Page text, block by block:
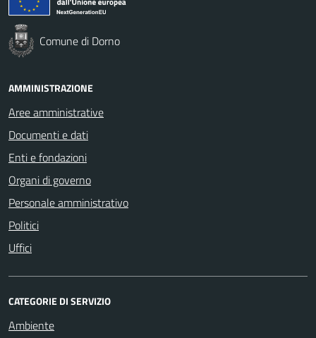
Comune di Dorno
AMMINISTRAZIONE
Aree amministrative
Documenti e dati
Enti e fondazioni
Organi di governo
Personale amministrativo
Politici
Uffici
CATEGORIE DI SERVIZIO
Ambiente